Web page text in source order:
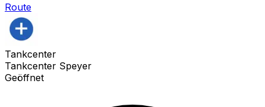
Route
Tankcenter
Tankcenter Speyer
Geöffnet